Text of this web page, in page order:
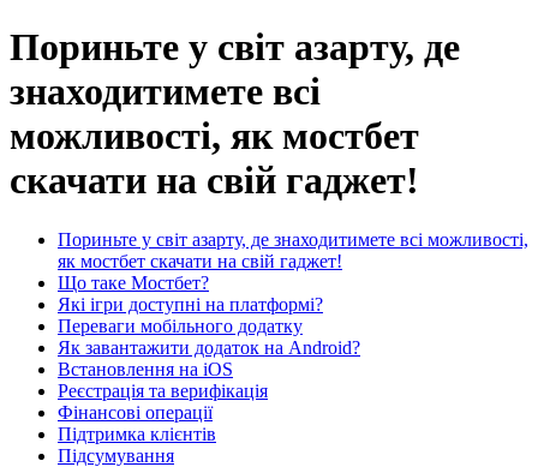
Пориньте у світ азарту, де
знаходитимете всі
можливості, як мостбет
скачати на свій гаджет!
Пориньте у світ азарту, де знаходитимете всі можливості,
як мостбет скачати на свій гаджет!
Що таке Мостбет?
Які ігри доступні на платформі?
Переваги мобільного додатку
Як завантажити додаток на Android?
Встановлення на iOS
Реєстрація та верифікація
Фінансові операції
Підтримка клієнтів
Підсумування